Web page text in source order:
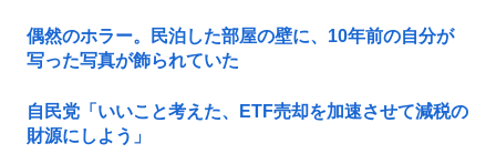
偶然のホラー。民泊した部屋の壁に、10年前の自分が
写った写真が飾られていた
自民党「いいこと考えた、ETF売却を加速させて減税の
財源にしよう」